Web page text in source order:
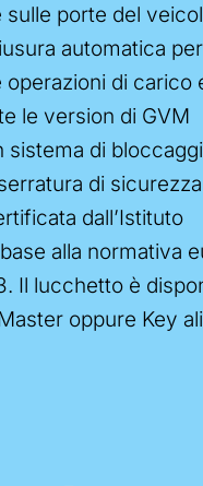
sulle porte del
automatica per
operazioni di carico
le version di GVM
sistema di
di sicurezza
dall’Istituto
alla normativa
Il lucchetto è
oppure Key